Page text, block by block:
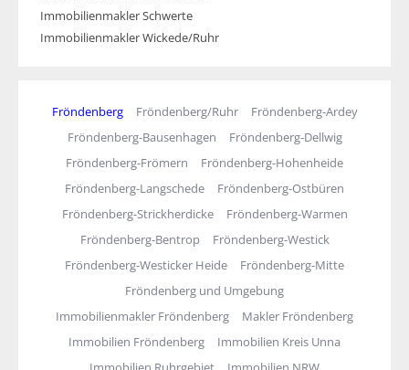
Immobilienmakler Schwerte
Immobilienmakler Wickede/Ruhr
Fröndenberg Fröndenberg/Ruhr
Fröndenberg-Ardey
Fröndenberg-Bausenhagen
Fröndenberg-Dellwig
Fröndenberg-Frömern
Fröndenberg-Hohenheide
Fröndenberg-Langschede
Fröndenberg-Ostbüren
Fröndenberg-Strickherdicke
Fröndenberg-Warmen
Fröndenberg-Bentrop
Fröndenberg-Westick
Fröndenberg-Westicker Heide
Fröndenberg-Mitte
Fröndenberg und Umgebung
Immobilienmakler Fröndenberg
Makler Fröndenberg
Immobilien Fröndenberg
Immobilien Kreis Unna